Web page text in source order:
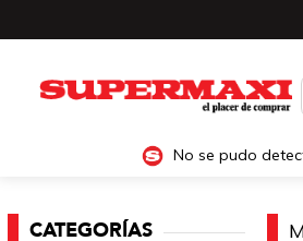
No se pudo
CATEGORÍAS